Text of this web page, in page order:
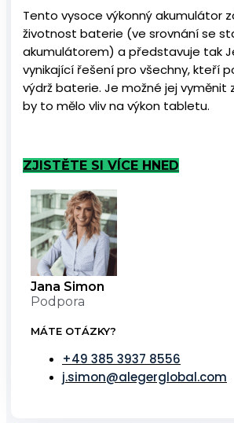
Tento vysoce výkonný akumulátor
životnost baterie (ve srovnání se
akumulátorem) a představuje tak
vynikající řešení pro všechny, kteří
výdrž baterie. Je možné jej vyměnit
by to mělo vliv na výkon tabletu.
ZJISTĚTE SI VÍCE HNED
Jana Simon
Podpora
MÁTE OTÁZKY?
+49 385 3937 8556
j.simon@alegerglobal.com